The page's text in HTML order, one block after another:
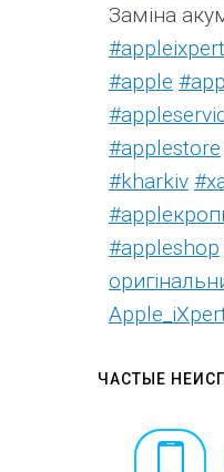
Заміна
#appleixpert
#apple
#applestore
#kharkiv
#appleshop
ЧАСТЫЕ